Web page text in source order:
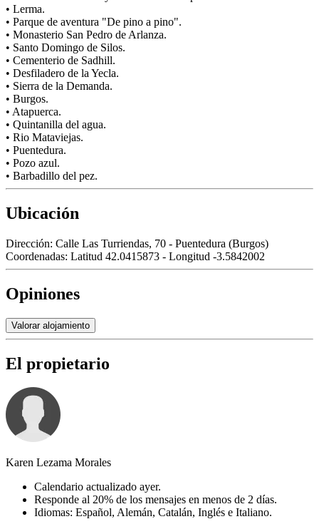
• Lerma.
• Parque de aventura "De pino a pino".
• Monasterio San Pedro de Arlanza.
• Santo Domingo de Silos.
• Cementerio de Sadhill.
• Desfiladero de la Yecla.
• Sierra de la Demanda.
• Burgos.
• Atapuerca.
• Quintanilla del agua.
• Rio Mataviejas.
• Puentedura.
• Pozo azul.
• Barbadillo del pez.
Ubicación
Dirección: Calle Las Turriendas, 70 - Puentedura (Burgos)
Coordenadas: Latitud 42.0415873 - Longitud -3.5842002
Opiniones
Valorar alojamiento
El propietario
Karen Lezama Morales
Calendario actualizado ayer.
Responde al 20% de los mensajes en menos de 2 días.
Idiomas: Español, Alemán, Catalán, Inglés e Italiano.